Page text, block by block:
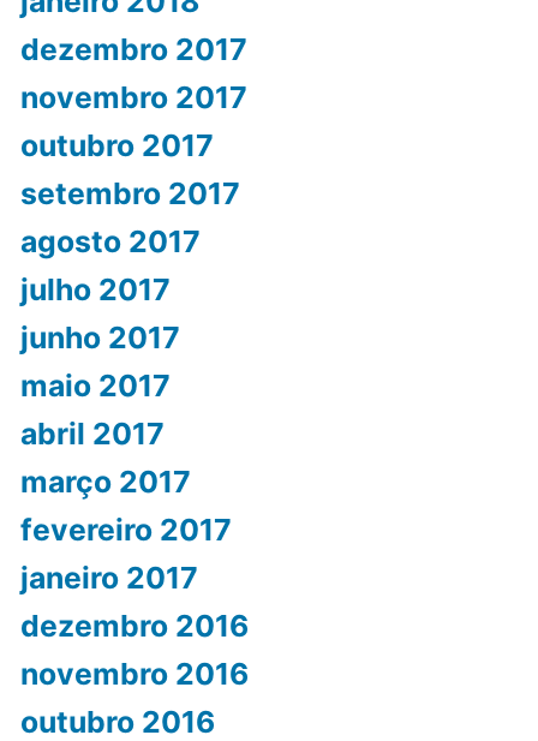
dezembro 2017
novembro 2017
outubro 2017
setembro 2017
agosto 2017
julho 2017
junho 2017
maio 2017
abril 2017
março 2017
fevereiro 2017
janeiro 2017
dezembro 2016
novembro 2016
outubro 2016